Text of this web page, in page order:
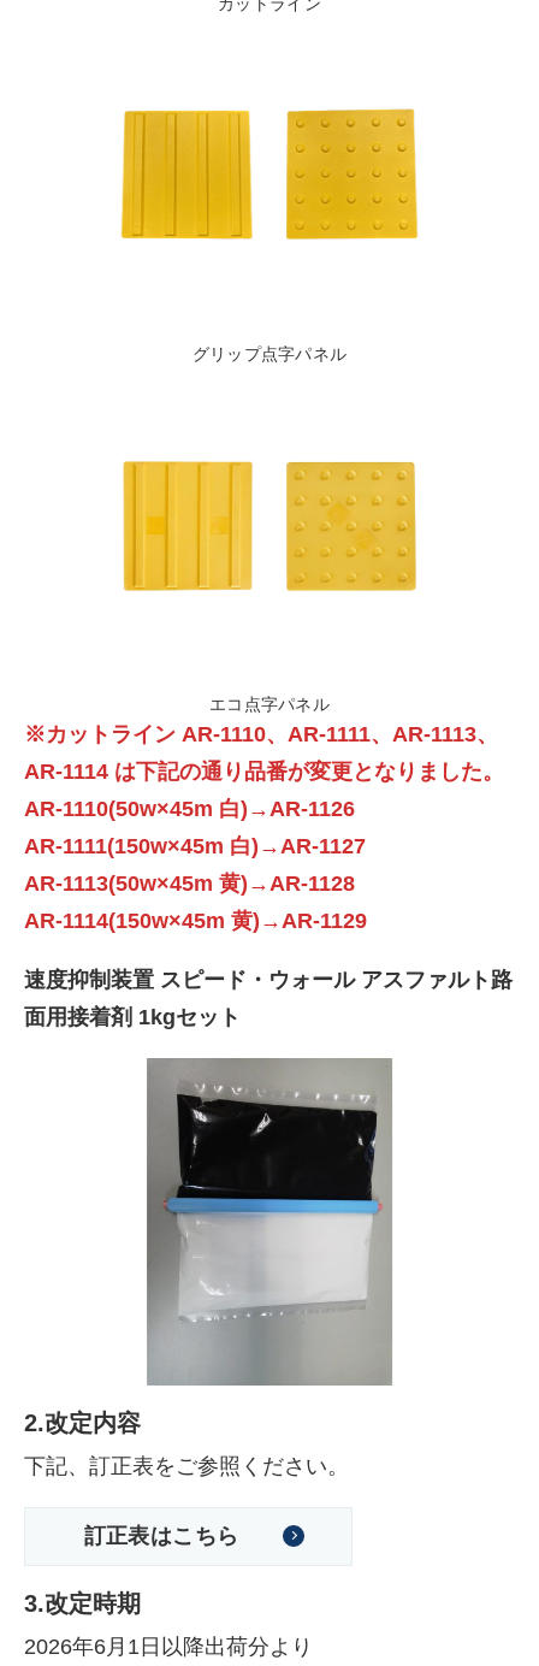
グリップ点字パネル
エコ点字パネル
※カットライン AR-1110、AR-1111、AR-1113、
AR-1114 は下記の通り品番が変更となりました。
AR-1110(50w×45m 白)→AR-1126
AR-1111(150w×45m 白)→AR-1127
AR-1113(50w×45m 黄)→AR-1128
AR-1114(150w×45m 黄)→AR-1129
速度抑制装置 スピード・ウォール アスファルト路
面用接着剤 1kgセット
2.改定内容
下記、訂正表をご参照ください。
訂正表はこちら
3.改定時期
2026年6月1日以降出荷分より